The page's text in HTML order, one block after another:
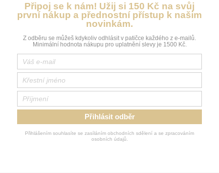
Připoj se k nám! Užij si 150 Kč na svůj
první nákup a přednostní přístup k našim
novinkám.
Z odběru se můžeš kdykoliv odhlásit v patičce každého z e-mailů.
Minimální hodnota nákupu pro uplatnění slevy je 1500 Kč.
Přihlásit odběr
Přihlášením souhlasíte se zasíláním obchodních sdělení a se zpracováním
osobních údajů.
u